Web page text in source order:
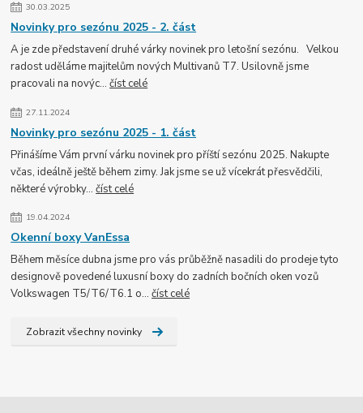
30.03.2025
Novinky pro sezónu 2025 - 2. část
A je zde představení druhé várky novinek pro letošní sezónu. Velkou
radost uděláme majitelům nových Multivanů T7. Usilovně jsme
pracovali na novýc...číst celé
27.11.2024
Novinky pro sezónu 2025 - 1. část
Přinášíme Vám první várku novinek pro příští sezónu 2025. Nakupte
včas, ideálně ještě během zimy. Jak jsme se už vícekrát přesvědčili,
některé výrobky...číst celé
19.04.2024
Okenní boxy VanEssa
Během měsíce dubna jsme pro vás průběžně nasadili do prodeje tyto
designově povedené luxusní boxy do zadních bočních oken vozů
Volkswagen T5/T6/T6.1 o...číst celé
Zobrazit všechny novinky